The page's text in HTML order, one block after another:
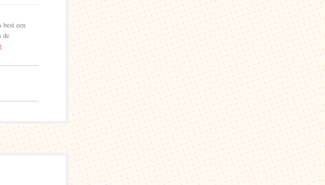
een
de